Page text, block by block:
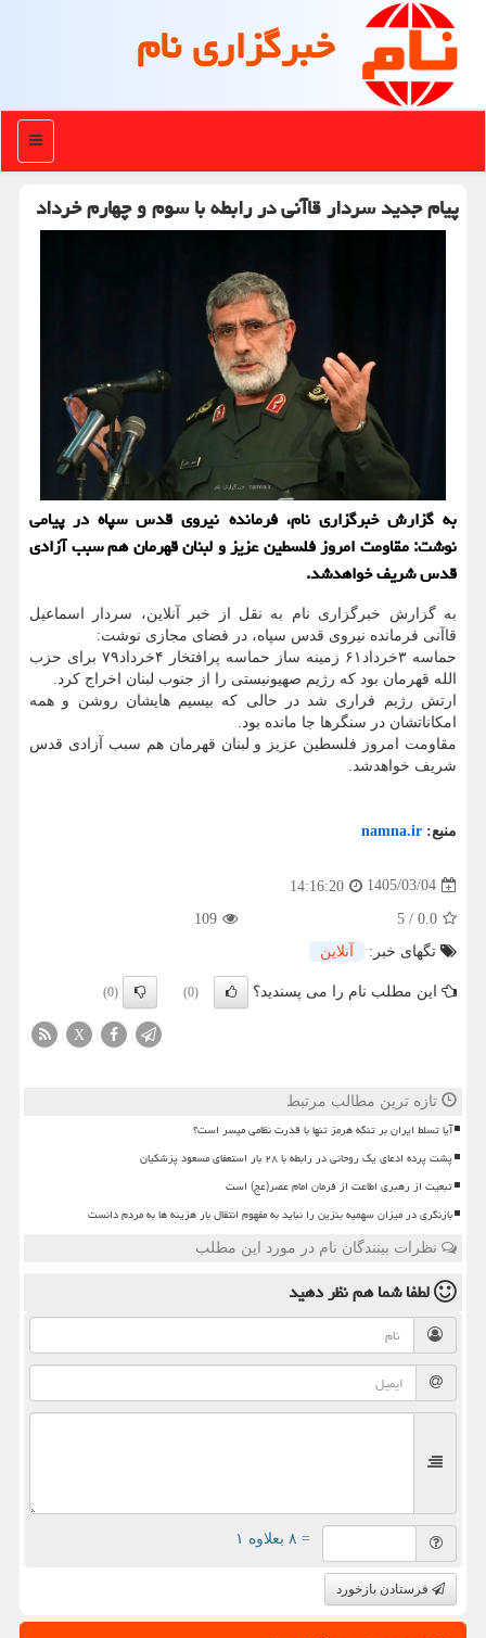
خبرگزاری نام
منو
پیام جدید سردار قاآنی در رابطه با سوم و چهارم خرداد
به گزارش خبرگزاری نام، فرمانده نیروی قدس سپاه در پیامی
نوشت: مقاومت امروز فلسطین عزیز و لبنان قهرمان هم سبب آزادی
قدس شریف خواهدشد.
به گزارش خبرگزاری نام به نقل از خبر آنلاین، سردار اسماعیل
قاآنی فرمانده نیروی قدس سپاه، در فضای مجازی نوشت:
حماسه ۳خرداد۶۱ زمینه ساز حماسه پرافتخار ۴خرداد۷۹ برای حزب
الله قهرمان بود که رژیم صهیونیستی را از جنوب لبنان اخراج کرد.
ارتش رژیم فراری شد در حالی که بیسیم هایشان روشن و همه
امکاناتشان در سنگرها جا مانده بود.
مقاومت امروز فلسطین عزیز و لبنان قهرمان هم سبب آزادی قدس
شریف خواهدشد.
منبع: namna.ir
1405/03/04
14:16:20
0.0
/
5
109
تگهای خبر:
آنلاین
این مطلب نام را می پسندید؟ (0)
(0)
X
تازه ترین مطالب مرتبط
آیا تسلط ایران بر تنگه هرمز تنها با قدرت نظامی میسر است؟
پشت پرده ادعای یک روحانی در رابطه با ۲۸ بار استعفای مسعود پزشکیان
تبعیت از رهبری اطاعت از فرمان امام عصر(عج) است
بازنگری در میزان سهمیه بنزین را نباید به مفهوم انتقال بار هزینه ها به مردم دانست
نظرات بینندگان نام در مورد این مطلب
لطفا شما همنظر دهید
= ۸ بعلاوه ۱
فرستادن بازخورد